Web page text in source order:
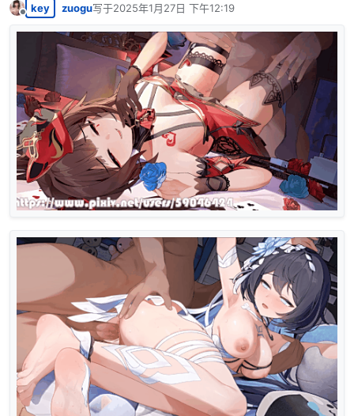
离线
key zuogu写于2025年1月27日 下午12:19
最后由 编辑